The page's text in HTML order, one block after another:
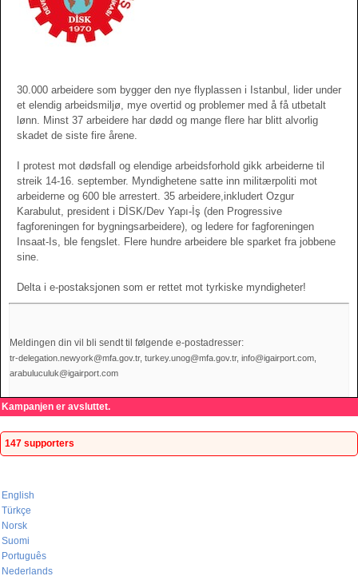
30.000 arbeidere som bygger den nye flyplassen i Istanbul, lider under
et elendig arbeidsmiljø, mye overtid og problemer med å få utbetalt
lønn. Minst 37 arbeidere har dødd og mange flere har blitt alvorlig
skadet de siste fire årene.
I protest mot dødsfall og elendige arbeidsforhold gikk arbeiderne til
streik 14-16. september. Myndighetene satte inn militærpoliti mot
arbeiderne og 600 ble arrestert. 35 arbeidere,inkludert Ozgur
Karabulut, president i DİSK/Dev Yapı-İş (den Progressive
fagforeningen for bygningsarbeidere), og ledere for fagforeningen
Insaat-Is, ble fengslet. Flere hundre arbeidere ble sparket fra jobbene
sine.
Delta i e-postaksjonen som er rettet mot tyrkiske myndigheter!
Meldingen din vil bli sendt til følgende e-postadresser:
tr-delegation.newyork@mfa.gov.tr, turkey.unog@mfa.gov.tr, info@igairport.com,
arabuluculuk@igairport.com
Kampanjen er avsluttet.
147 supporters
English
Türkçe
Norsk
Suomi
Português
Nederlands